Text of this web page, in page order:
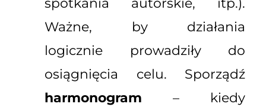
spotkania autorskie, itp.).
Ważne, by działania
logicznie prowadziły do
osiągnięcia celu. Sporządź
harmonogram – kiedy